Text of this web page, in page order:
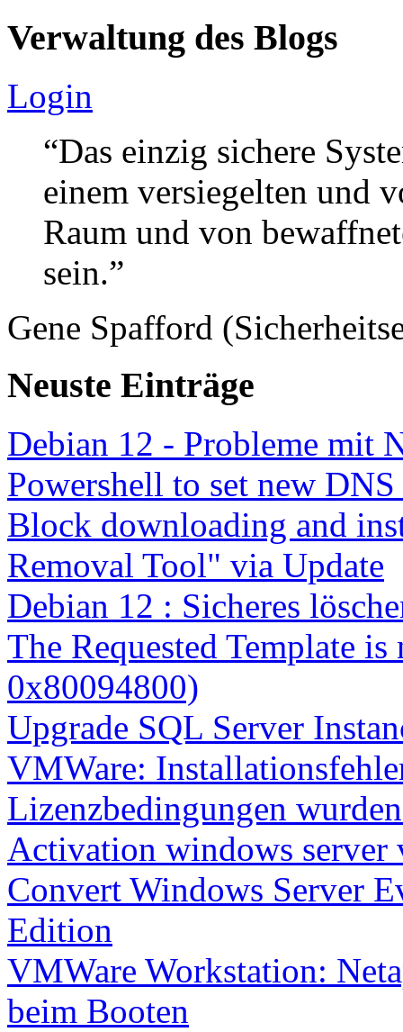
Verwaltung des Blogs
Login
“Das einzig sichere
einem versiegelten und
Raum und von
sein.”
Gene Spafford
Neuste Einträge
Debian 12 - Probleme mit
Powershell to set new
Block downloading and
Removal Tool" via Update
Debian 12 : Sicheres
The Requested Template
0x80094800)
Upgrade SQL Server
VMWare:
Lizenzbedingungen
Activation windows server
Convert Windows Server
Edition
VMWare Workstation:
beim Booten